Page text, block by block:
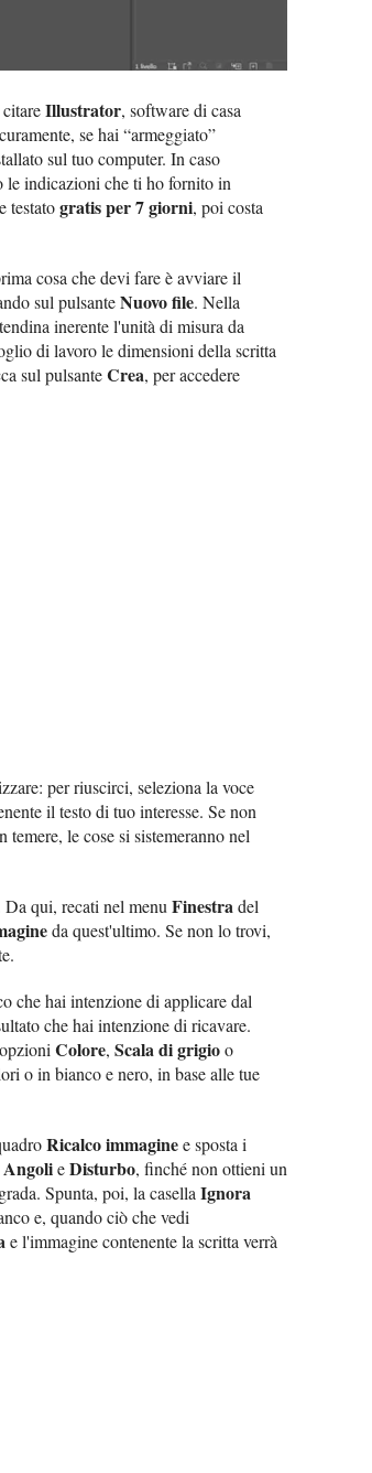
Illustrator, software di casa
se hai “armeggiato”
sul tuo computer. In caso
le indicazioni che ti ho fornito in
testatogratis per 7 giorni, poi costa
cosa che devi fare è avviare il
sul pulsanteNuovo file. Nella
inerente l'unità di misura da
di lavoro le dimensioni della scritta
sul pulsanteCrea, per accedere
per riuscirci, seleziona la voce
il testo di tuo interesse. Se non
le cose si sistemeranno nel
qui, recati nel menuFinestradel
da quest'ultimo. Se non lo trovi,
che hai intenzione di applicare dal
che hai intenzione di ricavare.
Colore, Scala di grigioo
o in bianco e nero, in base alle tue
Ricalco immaginee sposta i
AngolieDisturbo, finché non ottieni un
Spunta, poi, la casellaIgnora
e, quando ciò che vedi
e l'immagine contenente la scritta verrà